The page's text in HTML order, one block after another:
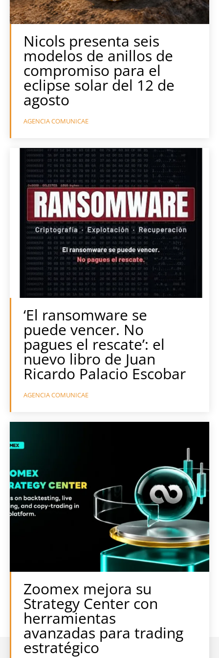
Nicols presenta seis
modelos de anillos de
compromiso para el
eclipse solar del 12 de
agosto
AGENCIA COMUNICAE
‘El ransomware se
puede vencer. No
pagues el rescate’: el
nuevo libro de Juan
Ricardo Palacio Escobar
AGENCIA COMUNICAE
Zoomex mejora su
Strategy Center con
herramientas
avanzadas para trading
estratégico